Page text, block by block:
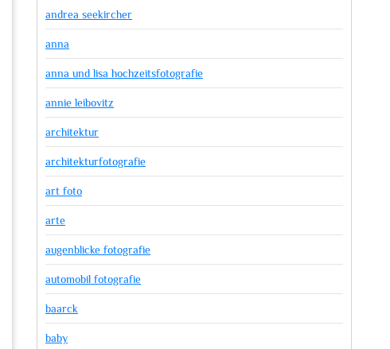
andrea seekircher
anna
anna und lisa hochzeitsfotografie
annie leibovitz
architektur
architekturfotografie
art foto
arte
augenblicke fotografie
automobil fotografie
baarck
baby